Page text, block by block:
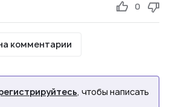
0
комментарии
, чтобы написать